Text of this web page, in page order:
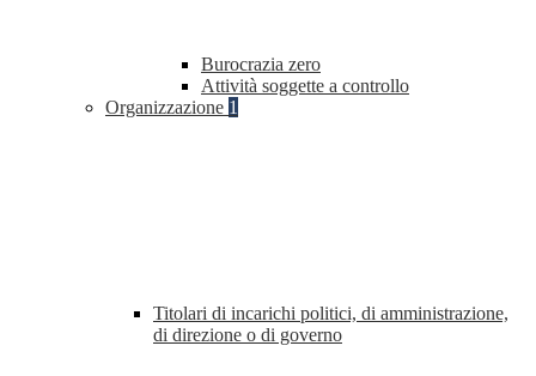
Burocrazia zero
Attività soggette a controllo
Organizzazione 1
Titolari di incarichi politici, di amministrazione,
di direzione o di governo